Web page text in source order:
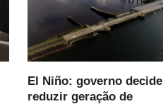
El Niño: governo decide
reduzir geração de